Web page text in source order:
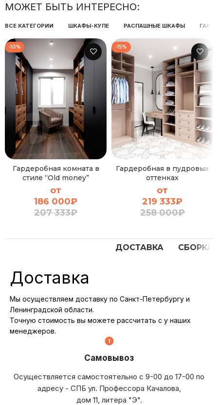
МОЖЕТ БЫТЬ ИНТЕРЕСНО:
ВСЕ КАТЕГОРИИ ШКАФЫ-КУПЕ РАСПАШНЫЕ ШКАФЫ
-10%
Гардеробная комната в
стиле “Old money”
от
186 000₽
207 333₽
-15%
Гардеробная в пудровых
оттенках
от
219 333₽
258 000₽
ДОСТАВКА СБОРКА
Доставка
Мы осуществляем доставку по Санкт-Петербургу и
Ленинградской области.
Точную стоимость вы можете рассчитать с у наших
менеджеров.
Самовывоз
Осуществляется самостоятельно с 9-00 до 17-00 по
адресу - СПБ ул. Профессора Качалова,
дом 11, литера "Э".